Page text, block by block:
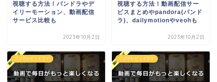
視聴する方法！パンドラやデ
イリーモーション、動画配信
サービス比較も
2023年10月2日
視聴する方法！動画配信サー
ビスまとめやpandora(パンド
ラ)、dailymotionやveohも
2023年10月2日
フジテレビ｜ドラマ フジテレビ｜ドラマ